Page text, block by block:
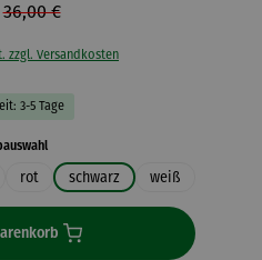
36,00 €
zzgl. Versandkosten
3-5 Tage
auswählen
rot schwarz weiß